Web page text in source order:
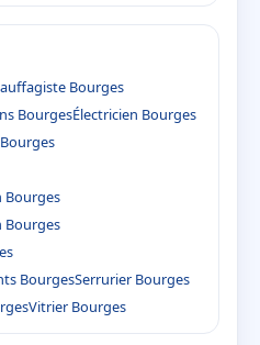
Bourges
BourgesÉlectricien Bourges
Bourges
Bourges
BourgesSerrurier Bourges
Vitrier Bourges